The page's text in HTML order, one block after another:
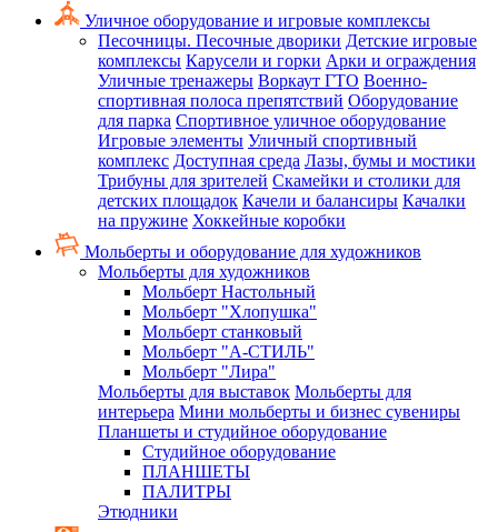
Уличное оборудование и игровые комплексы
Песочницы. Песочные дворики Детские игровые
комплексы Карусели и горки Арки и ограждения
Уличные тренажеры Воркаут ГТО Военно-
спортивная полоса препятствий Оборудование
для парка Спортивное уличное оборудование
Игровые элементы Уличный спортивный
комплекс Доступная среда Лазы, бумы и мостики
Трибуны для зрителей Скамейки и столики для
детских площадок Качели и балансиры Качалки
на пружине Хоккейные коробки
Мольберты и оборудование для художников
Мольберты для художников
Мольберт Настольный
Мольберт "Хлопушка"
Мольберт станковый
Мольберт "А-СТИЛЬ"
Мольберт "Лира"
Мольберты для выставок Мольберты для
интерьера Мини мольберты и бизнес сувениры
Планшеты и студийное оборудование
Студийное оборудование
ПЛАНШЕТЫ
ПАЛИТРЫ
Этюдники